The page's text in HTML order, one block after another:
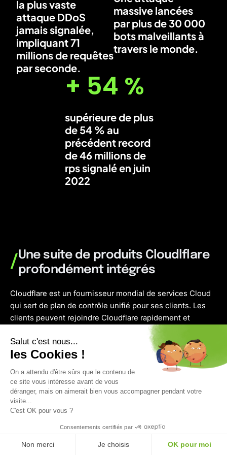
Salut c'est nous...
les Cookies !
On a attendu d'être sûrs que le contenu de
ce site vous intéresse avant de vous
déranger, mais on aimerait bien vous accompagner pendant votre
visite...
C'est OK pour vous ?
Consentements certifiés par
Non merci Je choisis OK pour moi
la plus vaste
attaque DDoS
jamais signalée,
impliquant 71
millions de requêtes
par seconde.
massive lancées
par plus de 30 000
bots malveillants à
travers le monde.
+ 54 %
supérieure de plus
de 54 % au
précédent record
de 46 millions de
rps signalé en juin
2022
/Une suite de produits Cloudlflare
profondément intégrés
Cloudflare est un fournisseur mondial de services Cloud
qui sert de plan de contrôle unifié pour ses clients. Les
clients peuvent rejoindre Cloudflare rapidement et
facilement en utilisant un seul des produits et se
développer au fil du temps en ajoutant la plupart des
produits en un seul clic. La suite intégrée de produits
Cloudflare se compose de solutions pour l’infrastructure
externe d’une entreprise, de solutions pour les
ressources internes, de solutions pour développeurs et
d’offres grand public.